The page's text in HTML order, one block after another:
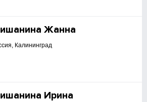
Жанна
Калининград
Ирина